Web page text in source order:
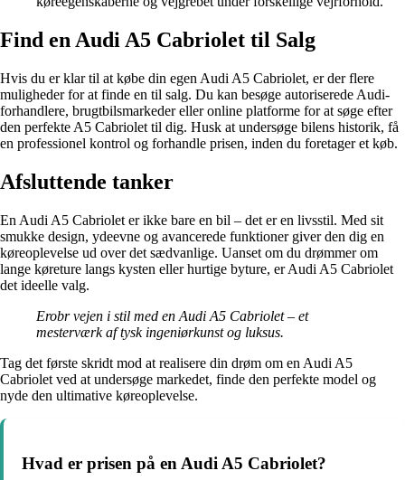
Find en Audi A5 Cabriolet til Salg
Hvis du er klar til at købe din egen Audi A5 Cabriolet, er der flere
muligheder for at finde en til salg. Du kan besøge autoriserede Audi-
forhandlere, brugtbilsmarkeder eller online platforme for at søge efter
den perfekte A5 Cabriolet til dig. Husk at undersøge bilens historik, få
en professionel kontrol og forhandle prisen, inden du foretager et køb.
Afsluttende tanker
En Audi A5 Cabriolet er ikke bare en bil – det er en livsstil. Med sit
smukke design, ydeevne og avancerede funktioner giver den dig en
køreoplevelse ud over det sædvanlige. Uanset om du drømmer om
lange køreture langs kysten eller hurtige byture, er Audi A5 Cabriolet
det ideelle valg.
Erobr vejen i stil med en Audi A5 Cabriolet – et
mesterværk af tysk ingeniørkunst og luksus.
Tag det første skridt mod at realisere din drøm om en Audi A5
Cabriolet ved at undersøge markedet, finde den perfekte model og
nyde den ultimative køreoplevelse.
Hvad er prisen på en Audi A5 Cabriolet?